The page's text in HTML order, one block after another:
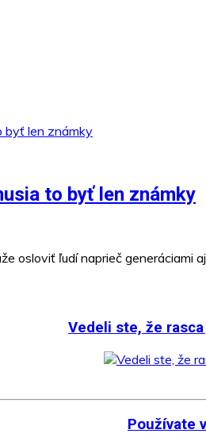
to byť len známky
osloviť ľudí naprieč generáciami
Vedeli ste, že
Používate